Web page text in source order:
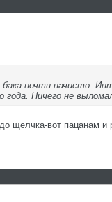
почти начисто.
Ничего не
щелчка-вот пацанам и